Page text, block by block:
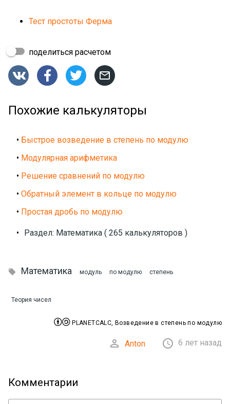
Тест простоты Ферма
поделиться расчетом
   
Похожие калькуляторы
• Быстрое возведение в степень по модулю
• Модулярная арифметика
• Решение сравнений по модулю
• Обратный элемент в кольце по модулю
• Простая дробь по модулю
• Раздел: Математика ( 265 калькуляторов )
 Математика модуль по модулю степень
Теория чисел
PLANETCALC, Возведение в степень по модулю
 Anton  6 лет назад
Комментарии